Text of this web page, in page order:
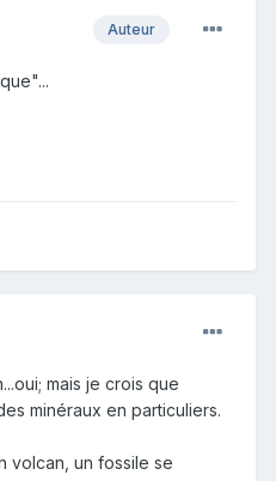
Auteur
mais je crois que
minéraux en particuliers.
volcan, un fossile se